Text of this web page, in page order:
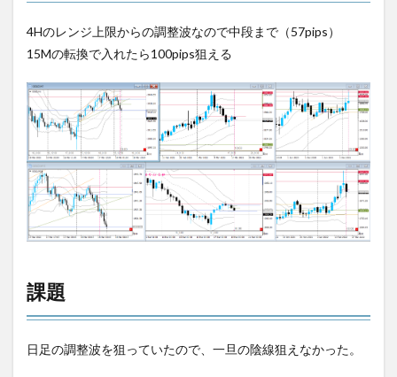
4Hのレンジ上限からの調整波なので中段まで（57pips）
15Mの転換で入れたら100pips狙える
課題
日足の調整波を狙っていたので、一旦の陰線狙えなかった。